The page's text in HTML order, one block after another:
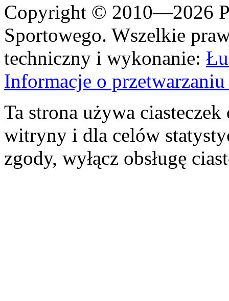
Copyright © 2010—2026
Sportowego. Wszelkie
techniczny i wykonanie:
Informacje o
Ta strona używa
witryny i dla celów
zgody, wyłącz obsługę